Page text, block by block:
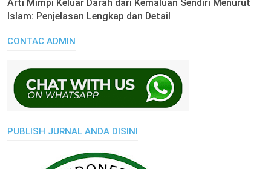
Arti Mimpi Keluar Darah dari Kemaluan Sendiri Menurut
Islam: Penjelasan Lengkap dan Detail
CONTAC ADMIN
PUBLISH JURNAL ANDA DISINI